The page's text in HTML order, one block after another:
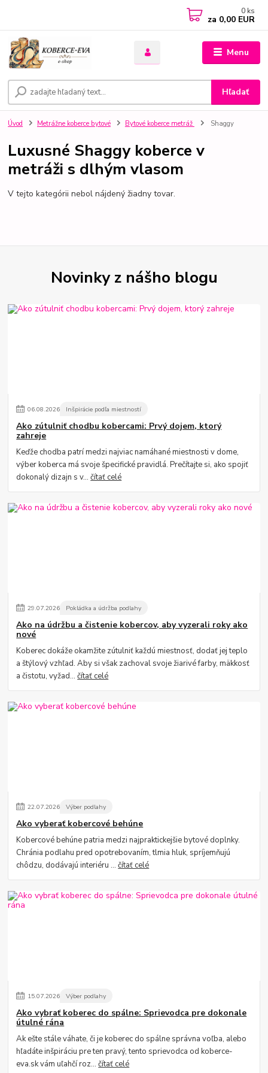
Menu
Hľadať
0 ks
za 0,00 EUR
Úvod Metrážne koberce bytové Bytové koberce metráž Shaggy
Luxusné Shaggy koberce v
metráži s dlhým vlasom
V tejto kategórii nebol nájdený žiadny tovar.
Novinky z nášho blogu
06.08.2026 Inšpirácie podľa miestností
Ako zútulniť chodbu kobercami: Prvý dojem, ktorý
zahreje
Keďže chodba patrí medzi najviac namáhané miestnosti v dome,
výber koberca má svoje špecifické pravidlá. Prečítajte si, ako spojiť
dokonalý dizajn s v...čítať celé
29.07.2026 Pokládka a údržba podlahy
Ako na údržbu a čistenie kobercov, aby vyzerali roky ako
nové
Koberec dokáže okamžite zútulniť každú miestnosť, dodať jej teplo
a štýlový vzhľad. Aby si však zachoval svoje žiarivé farby, mäkkosť
a čistotu, vyžad...čítať celé
22.07.2026 Výber podlahy
Ako vyberať kobercové behúne
Kobercové behúne patria medzi najpraktickejšie bytové doplnky.
Chránia podlahu pred opotrebovaním, tlmia hluk, spríjemňujú
chôdzu, dodávajú interiéru ...čítať celé
15.07.2026 Výber podlahy
Ako vybrať koberec do spálne: Sprievodca pre dokonale
útulné rána
Ak ešte stále váhate, či je koberec do spálne správna voľba, alebo
hľadáte inšpiráciu pre ten pravý, tento sprievodca od koberce-
eva.sk vám uľahčí roz...čítať celé